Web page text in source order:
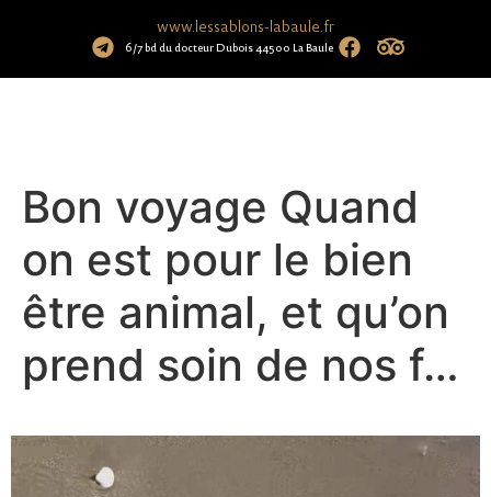
www.lessablons-labaule.fr
6/7 bd du docteur Dubois 44500 La Baule
Bon voyage Quand
on est pour le bien
être animal, et qu’on
prend soin de nos f…